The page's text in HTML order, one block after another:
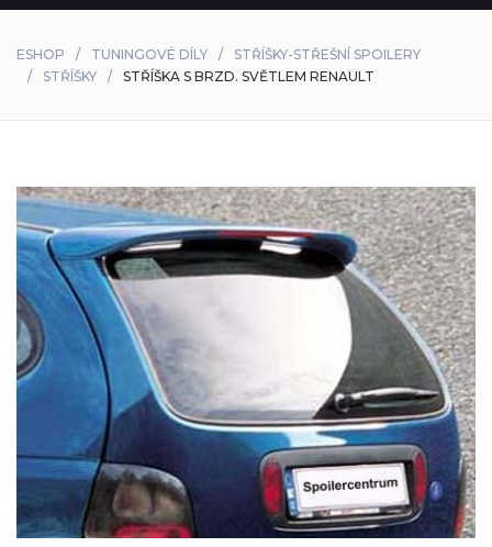
ESHOP TUNINGOVÉ DÍLY
STŘÍŠKY-STŘEŠNÍ SPOILERY
STŘÍŠKY
STŘÍŠKA S BRZD. SVĚTLEM RENAULT